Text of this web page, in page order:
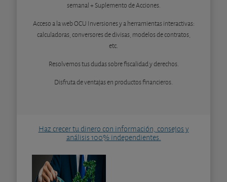
semanal + Suplemento de Acciones.
Acceso a la web OCU Inversiones y a herramientas interactivas:
calculadoras, conversores de divisas, modelos de contratos,
etc.
Resolvemos tus dudas sobre fiscalidad y derechos.
Disfruta de ventajas en productos financieros.
Haz crecer tu dinero con información, consejos y
análisis 100% independientes.